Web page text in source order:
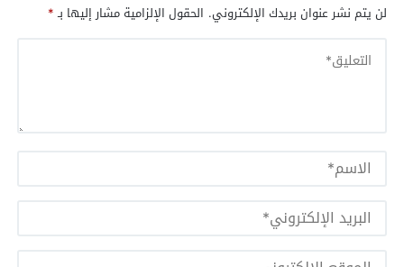
لن يتم نشر عنوان بريدك الإلكتروني. الحقول الإلزامية مشار إليها بـ*